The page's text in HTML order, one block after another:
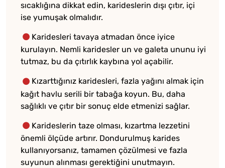
sıcaklığına dikkat edin, karideslerin dışı çıtır, içi
ise yumuşak olmalıdır.
Karidesleri tavaya atmadan önce iyice
kurulayın. Nemli karidesler un ve galeta ununu iyi
tutmaz, bu da çıtırlık kaybına yol açabilir.
Kızarttığınız karidesleri, fazla yağını almak için
kağıt havlu serili bir tabağa koyun. Bu, daha
sağlıklı ve çıtır bir sonuç elde etmenizi sağlar.
Karideslerin taze olması, kızartma lezzetini
önemli ölçüde artırır. Dondurulmuş karides
kullanıyorsanız, tamamen çözülmesi ve fazla
suyunun alınması gerektiğini unutmayın.